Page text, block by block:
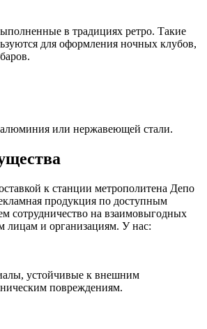
в традициях ретро. Такие
для оформления ночных клубов,
алюминия или нержавеющей стали.
к станции метрополитена Депо
продукция по доступным
сотрудничество на взаимовыгодных
лицам и организациям. У нас:
устойчивые к внешним
повреждениям.